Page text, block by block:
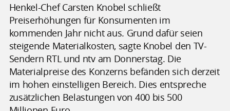
Henkel-Chef Carsten Knobel schließt
Preiserhöhungen für Konsumenten im
kommenden Jahr nicht aus. Grund dafür seien
steigende Materialkosten, sagte Knobel den TV-
Sendern RTL und ntv am Donnerstag. Die
Materialpreise des Konzerns befänden sich derzeit
im hohen einstelligen Bereich. Dies entspreche
zusätzlichen Belastungen von 400 bis 500